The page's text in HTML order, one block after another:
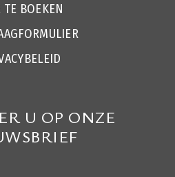
TE BOEKEN
U OP ONZE